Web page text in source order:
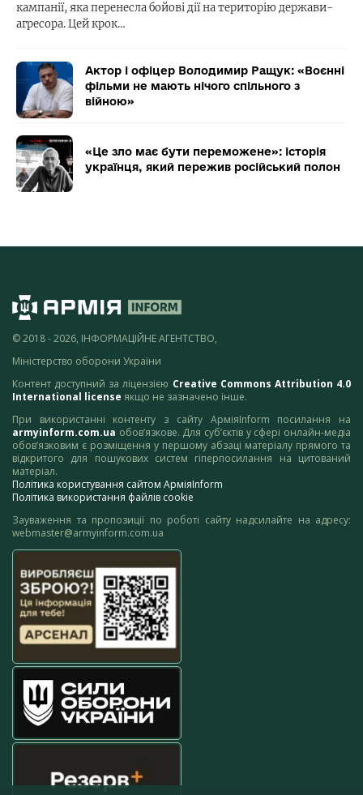
кампанії, яка перенесла бойові дії на територію держави-
агресора. Цей крок…
Актор і офіцер Володимир Ращук: «Воєнні
фільми не мають нічого спільного з
війною»
«Це зло має бути переможене»: історія
українця, який пережив російський полон
© 2018 - 2026, ІНФОРМАЦІЙНЕ АГЕНТСТВО,
Міністерство оборони України
Контент доступний за ліцензією Creative Commons Attribution 4.0
International license якщо не зазначено інше.
При використанні контенту з сайту АрміяInform посилання на
armyinform.com.ua обов’язкове. Для суб’єктів у сфері онлайн-медіа
обов’язковим є розміщення у першому абзаці матеріалу прямого та
відкритого для пошукових систем гіперпосилання на цитований
матеріал.
Політика користування сайтом АрміяInform
Політика використання файлів cookie
Зауваження та пропозиції по роботі сайту надсилайте на адресу:
webmaster@armyinform.com.ua